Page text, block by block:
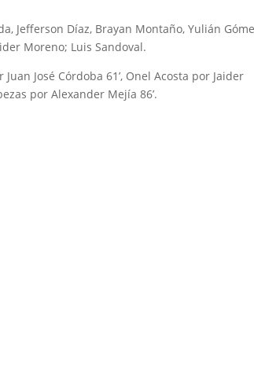
Jefferson Díaz, Brayan Montaño, Yulián
Moreno; Luis Sandoval.
José Córdoba 61’, Onel Acosta por Jaider
por Alexander Mejía 86’.